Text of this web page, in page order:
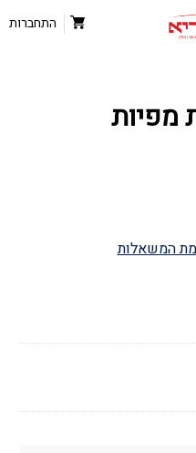
התחברות
מפיות
המשאלות